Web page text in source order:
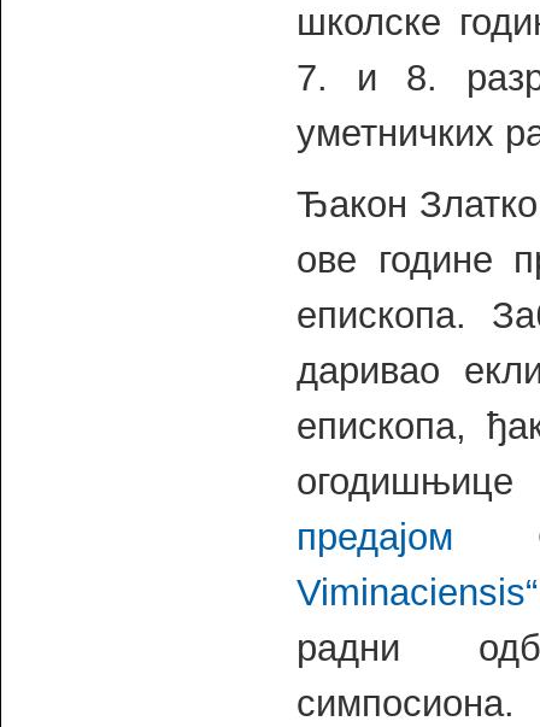
школске
7. и 8.
уметничких
Ђакон
ове године
епископа.
даривао
епископа,
предајом
радни
симпосиона.